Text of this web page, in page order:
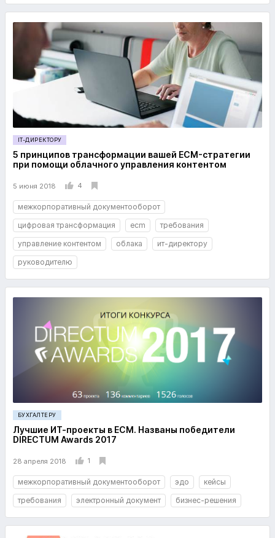
IT-ДИРЕКТОРУ
5 принципов трансформации вашей ECM-стратегии
при помощи облачного управления контентом
5 июня 2018 4
межкорпоративный документооборот
цифровая трансформация
ecm
требования
управление контентом
облака
ит-директору
руководителю
БУХГАЛТЕРУ
Лучшие ИТ-проекты в ECM. Названы победители
DIRECTUM Awards 2017
28 апреля 2018 1
межкорпоративный документооборот эдо
кейсы
требования
электронный документ бизнес-решения